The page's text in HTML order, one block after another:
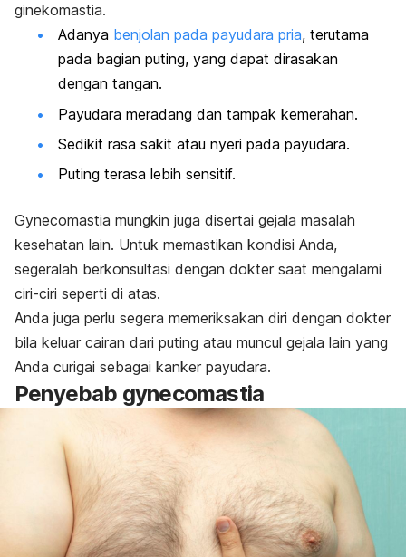
ginekomastia.
Adanya benjolan pada payudara pria, terutama
pada bagian puting, yang dapat dirasakan
dengan tangan.
Payudara meradang dan tampak kemerahan.
Sedikit rasa sakit atau nyeri pada payudara.
Puting terasa lebih sensitif.
Gynecomastia mungkin juga disertai gejala masalah
kesehatan lain. Untuk memastikan kondisi Anda,
segeralah berkonsultasi dengan dokter saat mengalami
ciri-ciri seperti di atas.
Anda juga perlu segera memeriksakan diri dengan dokter
bila keluar cairan dari puting atau muncul gejala lain yang
Anda curigai sebagai kanker payudara.
Penyebab gynecomastia